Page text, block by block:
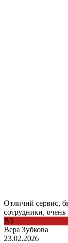
Отличнй сервис,
сотрудники, очень
ВЗ
Вера Зубкова
23.02.2026